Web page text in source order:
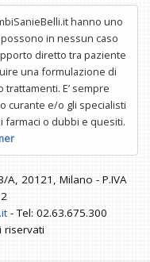
hanno uno
in nessun caso
diretto tra paziente
una formulazione di
E’ sempre
curante e/o gli specialisti
o dubbi e quesiti.
A, 20121, Milano - P.IVA
- Tel: 02.63.675.300
riservati